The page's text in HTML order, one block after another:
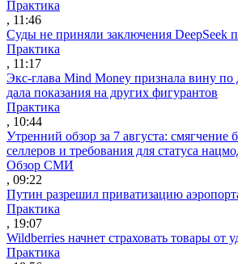
Практика
, 11:46
Суды не приняли заключения DeepSeek
Практика
, 11:17
Экс-глава Mind Money признала вину
дала показания на других фигурантов
Практика
, 10:44
Утренний обзор за 7 августа: смягчение
селлеров и требования для статуса
Обзор СМИ
, 09:22
Путин разрешил приватизацию
Практика
, 19:07
Wildberries начнет страховать товары от
Практика